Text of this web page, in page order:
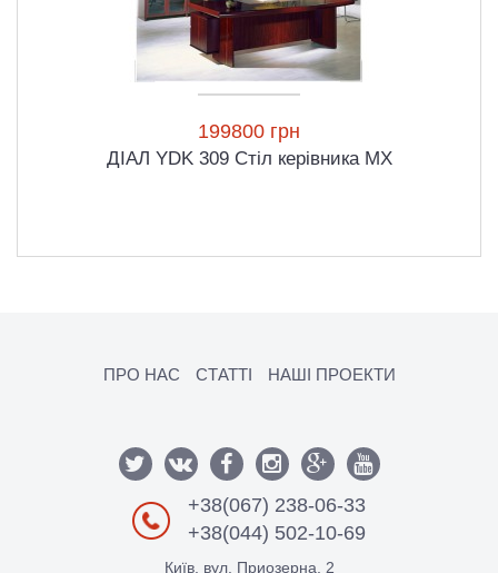
199800 грн
ДІАЛ YDK 309 Стіл керівника MX
ПРО НАС СТАТТІ НАШІ ПРОЕКТИ
+38(067) 238-06-33
+38(044) 502-10-69
Київ, вул. Приозерна, 2